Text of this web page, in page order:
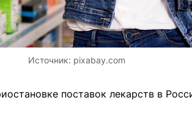
Источник: pixabay.com
поставок лекарств в